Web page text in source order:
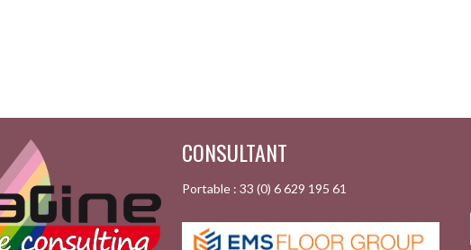
CONSULTANT
Portable : 33 (0) 6 629 195 61